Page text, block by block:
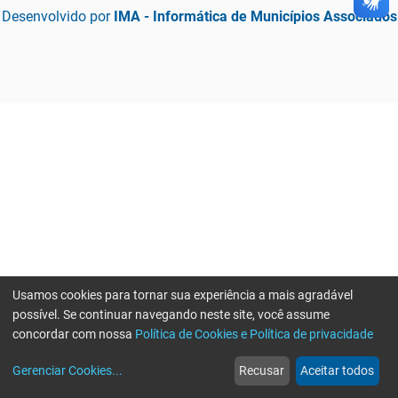
Desenvolvido por IMA - Informática de Municípios Associados
web
Notícias
more_horiz
Mais
Usamos cookies para tornar sua experiência a mais agradável
possível. Se continuar navegando neste site, você assume
concordar com nossa Política de Cookies e Política de privacidade
Gerenciar Cookies... Recusar Aceitar todos